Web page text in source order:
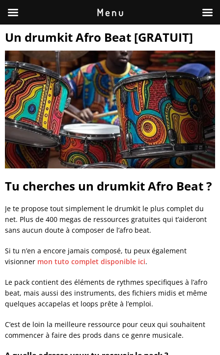
Un drumkit Afro Beat [GRATUIT]
Tu cherches un drumkit Afro Beat ?
Je te propose tout simplement le drumkit le plus complet du
net. Plus de 400 megas de ressources gratuites qui t’aideront
sans aucun doute à composer de l’afro beat.
Si tu n’en a encore jamais composé, tu peux également
visionner mon tuto complet disponible ici.
Le pack contient des éléments de rythmes specifiques à l’afro
beat, mais aussi des instruments, des fichiers midis et même
quelques accapelas et loops prête à l’emploi.
C’est de loin la meilleure ressource pour ceux qui souhaitent
commencer à faire des prods dans ce genre musicale.
M e n u